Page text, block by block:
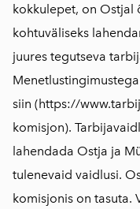
kokkulepet, on Ostjal
kohtuväliseks
juures tegutseva
siin (https://
komisjon).
lahendada Ostja ja
tulenevaid vaidlusi.
komisjonis on tasuta.